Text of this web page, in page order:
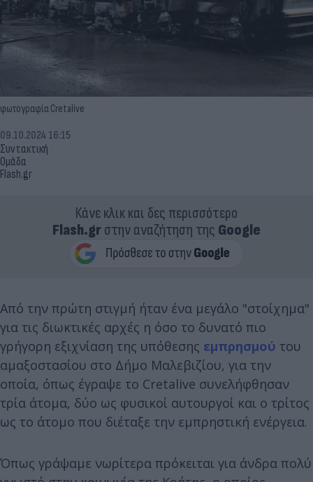
φωτογραφία Cretalive
Συντακτική
Ομάδα
Flash.gr
09.10.2024 16:15
Κάνε κλικ και δες περισσότερο
Flash.grστην αναζήτηση της Google
Από την πρώτη στιγμή ήταν ένα μεγάλο "στοίχημα"
για τις διωκτικές αρχές η όσο το δυνατό πιο
γρήγορη εξιχνίαση της υπόθεσης εμπρησμού του
αμαξοστασίου στο Δήμο Μαλεβιζίου, για την
οποία, όπως έγραψε το Cretalive συνελήφθησαν
τρία άτομα, δύο ως φυσικοί αυτουργοί και ο τρίτος
ως το άτομο που διέταξε την εμπρηστική ενέργεια.
Όπως γράψαμε νωρίτερα πρόκειται για άνδρα πολύ